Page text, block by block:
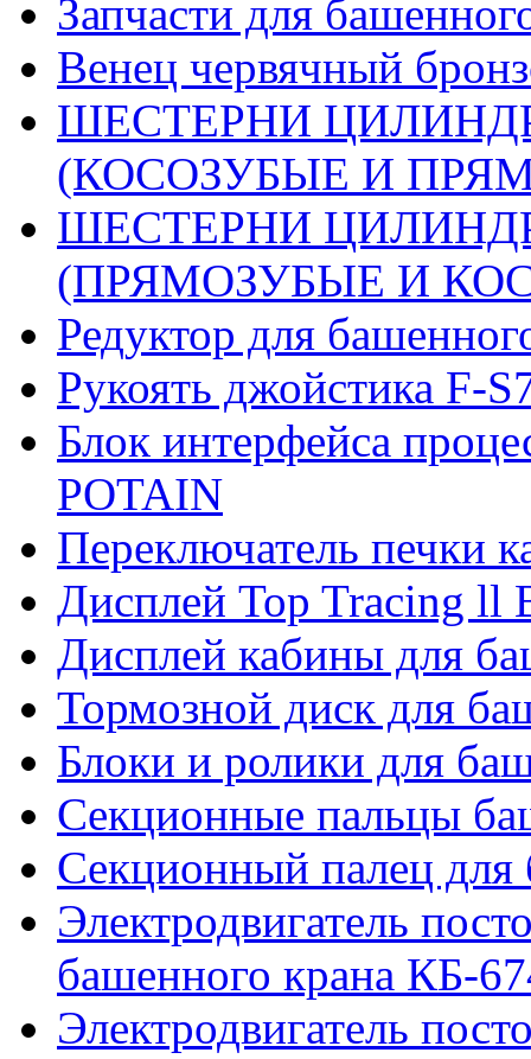
Запчасти для
Венец червячный
ШЕСТЕРНИ
(КОСОЗУБЫЕ И
ШЕСТЕРНИ
(ПРЯМОЗУБЫЕ И
Редуктор для
Рукоять джойстика F-
Блок интерфейса
POTAIN
Переключатель печки
Дисплей Top Tracing ll
Дисплей кабины для
Тормозной диск для
Блоки и ролики для
Секционные пальцы
Секционный палец
Электродвигатель
башенного крана КБ-
Электродвигатель